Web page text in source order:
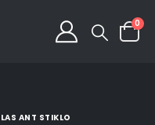
0
ANT STIKLO